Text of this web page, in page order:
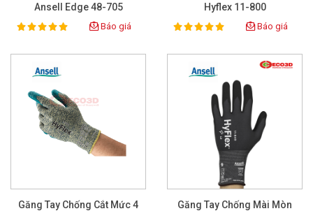
Ansell Edge 48-705
Rating:
100% Báo giá
Hyflex 11-800
Rating:
100% Báo giá
Găng Tay Chống Cắt Mức 4
Găng Tay Chống Mài Mòn